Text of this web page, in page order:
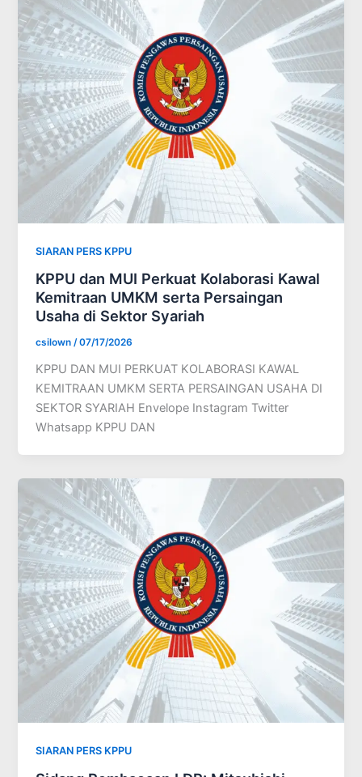
SIARAN PERS KPPU
KPPU dan MUI Perkuat Kolaborasi Kawal
Kemitraan UMKM serta Persaingan
Usaha di Sektor Syariah
csilown/07/17/2026
KPPU DAN MUI PERKUAT KOLABORASI KAWAL
KEMITRAAN UMKM SERTA PERSAINGAN USAHA DI
SEKTOR SYARIAH Envelope Instagram Twitter
Whatsapp KPPU DAN
SIARAN PERS KPPU